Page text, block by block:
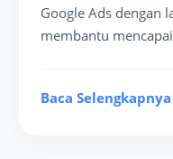
Google Ads dengan
membantu
Baca Selengkapnya